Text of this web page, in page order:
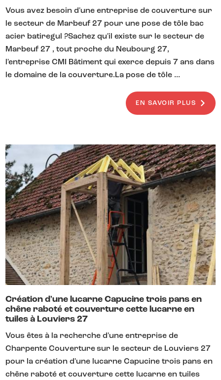
Vous avez besoin d'une entreprise de couverture sur
le secteur de Marbeuf 27 pour une pose de tôle bac
acier batiregul ?Sachez qu'il existe sur le secteur de
Marbeuf 27 , tout proche du Neubourg 27,
l'entreprise CMI Bâtiment qui exerce depuis 7 ans dans
le domaine de la couverture.La pose de tôle ...
EN SAVOIR PLUS
Création d'une lucarne Capucine trois pans en
chêne raboté et couverture cette lucarne en
tuiles à Louviers 27
Vous êtes à la recherche d'une entreprise de
Charpente Couverture sur le secteur de Louviers 27
pour la création d'une lucarne Capucine trois pans en
chêne raboté et couverture cette lucarne en tuiles